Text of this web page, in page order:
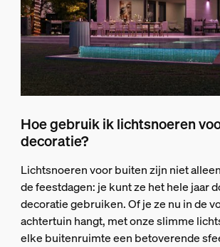
Hoe gebruik ik lichtsnoeren
decoratie?
Lichtsnoeren voor buiten zijn niet
de feestdagen: je kunt ze het hele jaar
decoratie gebruiken. Of je ze nu in de
achtertuin hangt, met onze slimme
elke buitenruimte een betoverende